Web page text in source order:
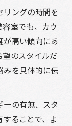
ングの時間を
室でも、カウ
が高い傾向にあ
望のスタイルだ
みを具体的に伝
ーの有無、スタ
ることで、よ